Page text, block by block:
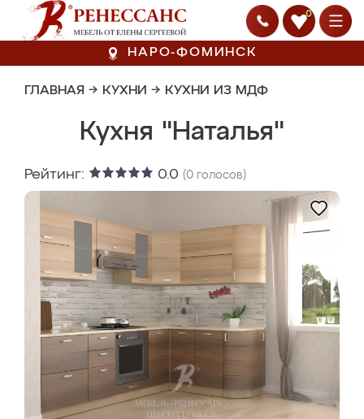
0
НАРО-ФОМИНСК
ГЛАВНАЯ → КУХНИ → КУХНИ ИЗ МДФ
Кухня "Наталья"
Рейтинг: 0.0 (0 голосов)